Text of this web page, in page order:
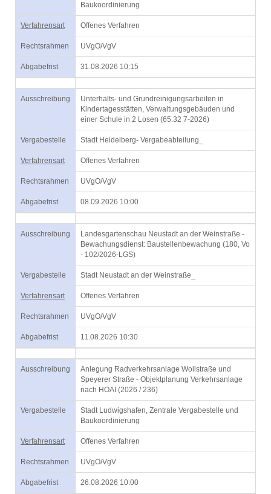
Baukoordinierung
Verfahrensart Offenes Verfahren
Rechtsrahmen UVgO/VgV
Abgabefrist 31.08.2026 10:15
Ausschreibung
Unterhalts- und Grundreinigungsarbeiten in
Kindertagesstätten, Verwaltungsgebäuden und
einer Schule in 2 Losen (65.32 7-2026)
Vergabestelle Stadt Heidelberg- Vergabeabteilung_
Verfahrensart Offenes Verfahren
Rechtsrahmen UVgO/VgV
Abgabefrist 08.09.2026 10:00
Ausschreibung
Landesgartenschau Neustadt an der Weinstraße -
Bewachungsdienst: Baustellenbewachung (180, Vo
- 102/2026-LGS)
Vergabestelle Stadt Neustadt an der Weinstraße_
Verfahrensart Offenes Verfahren
Rechtsrahmen UVgO/VgV
Abgabefrist 11.08.2026 10:30
Ausschreibung
Anlegung Radverkehrsanlage Wollstraße und
Speyerer Straße - Objektplanung Verkehrsanlage
nach HOAI (2026 / 236)
Vergabestelle
Stadt Ludwigshafen, Zentrale Vergabestelle und
Baukoordinierung
Verfahrensart Offenes Verfahren
Rechtsrahmen UVgO/VgV
Abgabefrist 26.08.2026 10:00